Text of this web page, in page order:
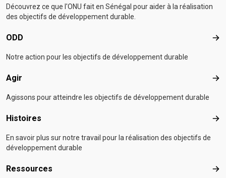
Découvrez ce que l'ONU fait en Sénégal pour aider à la réalisation
des objectifs de développement durable.
ODD
Notre action pour les objectifs de développement durable
Agir Agir
Agissons pour atteindre les objectifs de développement durable
Histoires
En savoir plus sur notre travail pour la réalisation des objectifs de
développement durable
Ressources